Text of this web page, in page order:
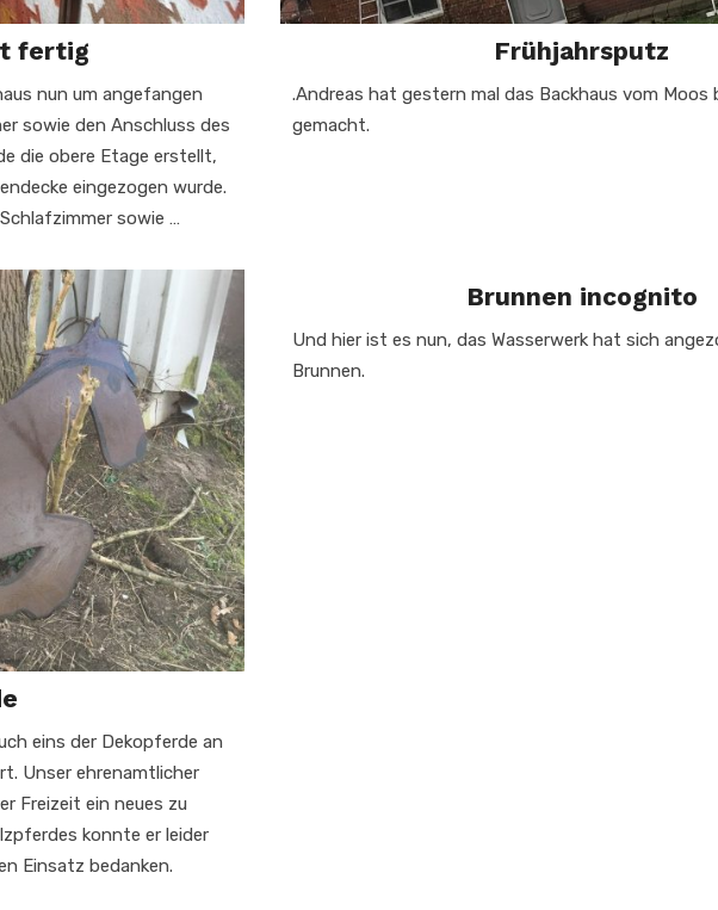
fertig
nun um angefangen
sowie den Anschluss des
die obere Etage erstellt,
eingezogen wurde.
sowie …
Frühjahrsputz
.Andreas hat gestern mal das Backhaus vom
gemacht.
eins der Dekopferde an
Unser ehrenamtlicher
Freizeit ein neues zu
konnte er leider
Einsatz bedanken.
Brunnen incognito
Und hier ist es nun, das Wasserwerk hat sich
Brunnen.